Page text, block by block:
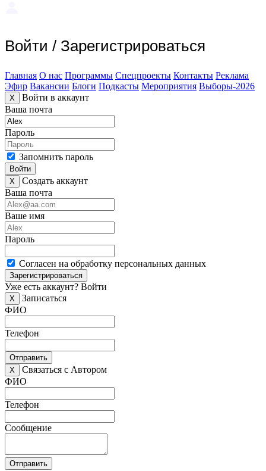
Войти / Зарегистрироваться
Главная О нас Программы Спецпроекты Контакты Реклама
Эфир Вакансии Блоги Подкасты Мероприятия Выборы-2026
X
Войти в аккаунт
Ваша почта
Пароль
Запомнить пароль
Войти
X
Создать аккаунт
Ваша почта
Ваше имя
Пароль
Согласен на обработку персональных данных
Зарегистрироваться
Уже есть аккаунт? Войти
X
Записаться
ФИО
Телефон
Отправить
X
Связаться с Автором
ФИО
Телефон
Сообщение
Отправить